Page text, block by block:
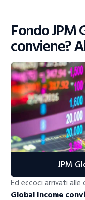
Fondo JPM
conviene?
JPM
Ed eccoci arrivati alle
Global Income